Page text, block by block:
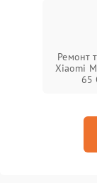
Ремонт
Xiaomi
65